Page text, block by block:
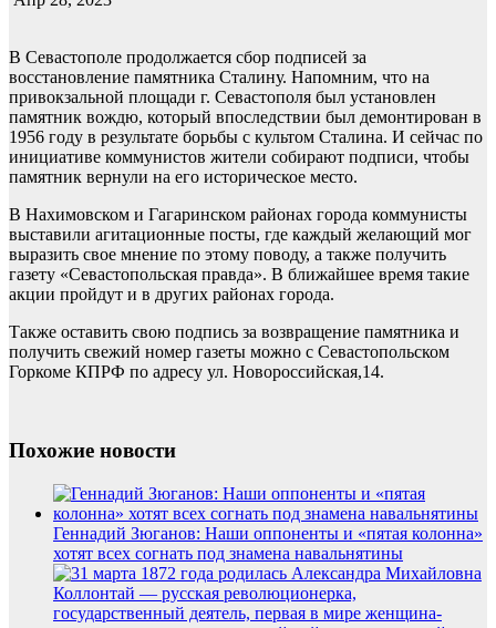
В Севастополе продолжается сбор подписей за
восстановление памятника Сталину. Напомним, что на
привокзальной площади г. Севастополя был установлен
памятник вождю, который впоследствии был демонтирован в
1956 году в результате борьбы с культом Сталина. И сейчас по
инициативе коммунистов жители собирают подписи, чтобы
памятник вернули на его историческое место.
В Нахимовском и Гагаринском районах города коммунисты
выставили агитационные посты, где каждый желающий мог
выразить свое мнение по этому поводу, а также получить
газету «Севастопольская правда». В ближайшее время такие
акции пройдут и в других районах города.
Также оставить свою подпись за возвращение памятника и
получить свежий номер газеты можно с Севастопольском
Горкоме КПРФ по адресу ул. Новороссийская,14.
Похожие новости
Геннадий Зюганов: Наши оппоненты и «пятая колонна»
хотят всех согнать под знамена навальнятины